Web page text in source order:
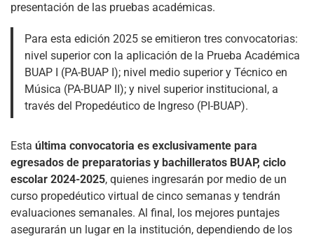
presentación de las pruebas académicas.
Para esta edición 2025 se emitieron tres convocatorias:
nivel superior con la aplicación de la Prueba Académica
BUAP I (PA-BUAP I); nivel medio superior y Técnico en
Música (PA-BUAP II); y nivel superior institucional, a
través del Propedéutico de Ingreso (PI-BUAP).
Esta última convocatoria es exclusivamente para
egresados de preparatorias y bachilleratos BUAP, ciclo
escolar 2024-2025, quienes ingresarán por medio de un
curso propedéutico virtual de cinco semanas y tendrán
evaluaciones semanales. Al final, los mejores puntajes
asegurarán un lugar en la institución, dependiendo de los